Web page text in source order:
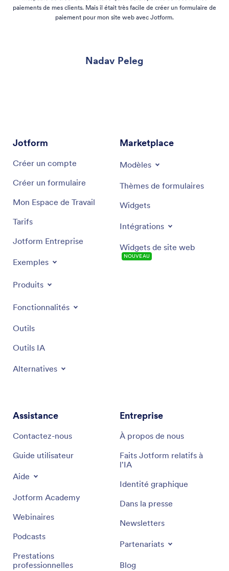
paiements de mes clients. Mais il était très facile de créer un formulaire de
paiement pour mon site web avec Jotform.
Nadav Peleg
Jotform
Créer un compte
Créer un formulaire
Mon Espace de Travail
Tarifs
Jotform Entreprise
Exemples
Produits
Fonctionnalités
Outils
Outils IA
Alternatives
Marketplace
Modèles
Thèmes de formulaires
Widgets
Intégrations
Widgets de site web
NOUVEAU
Assistance
Contactez-nous
Guide utilisateur
Aide
Jotform Academy
Webinaires
Podcasts
Prestations
professionnelles
Entreprise
À propos de nous
Faits Jotform relatifs à
l'IA
Identité graphique
Dans la presse
Newsletters
Partenariats
Blog